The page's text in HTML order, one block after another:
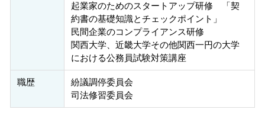
起業家のためのスタートアップ研修 「契
約書の基礎知識とチェックポイント」
民間企業のコンプライアンス研修
関西大学、近畿大学その他関西一円の大学
における公務員試験対策講座
職歴
紛議調停委員会
司法修習委員会